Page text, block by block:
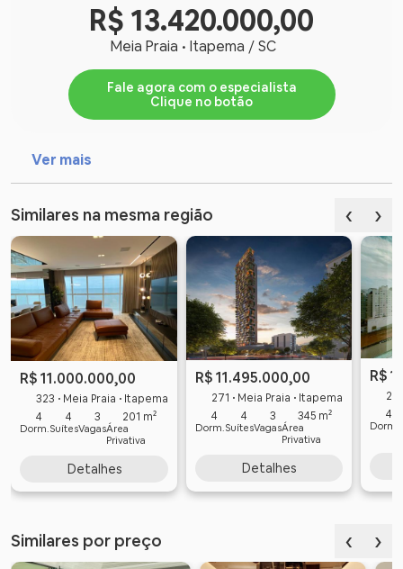
R$ 13.420.000,00
Meia Praia • Itapema / SC
Fale agora com o especialista
Clique no botão
Ver mais
Similares na mesma região ‹ ›
R$ 11.000.000,00
323 • Meia Praia • Itapema
4
Dorm.
4
Suítes
3
Vagas
201 m²
Área
Privativa
Detalhes
R$ 11.495.000,00
271 • Meia Praia • Itapema
4
Dorm.
4
Suítes
3
Vagas
345 m²
Área
Privativa
Detalhes
R$
4
Dorm.
Similares por preço ‹ ›